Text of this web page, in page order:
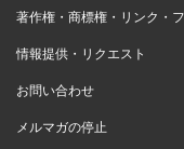
著作権・商標権・リンク・
情報提供・リクエスト
お問い合わせ
メルマガの停止